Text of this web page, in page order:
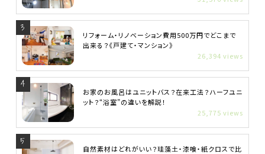
リフォーム・リノベーション費用500万円でどこまで
出来る？《戸建て・マンション》
26,394 views
お家のお風呂はユニットバス？在来工法？ハーフユニ
ット？“浴室”の違いを解説！
25,775 views
自然素材はどれがいい？珪藻土・漆喰・紙クロスで比